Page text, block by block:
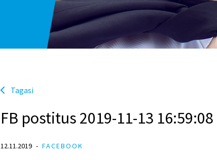
Tagasi
FB postitus 2019-11-13 16:59:08
12.11.2019 FACEBOOK